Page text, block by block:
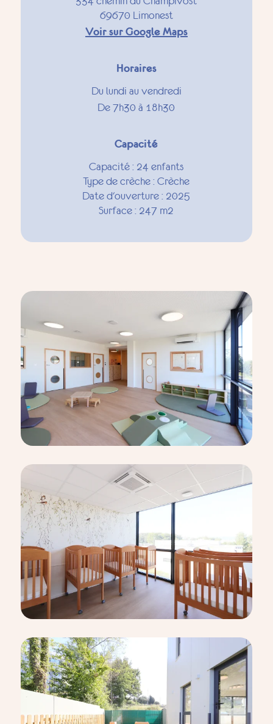
69670 Limonest
Voir sur Google Maps
Horaires
Du lundi au vendredi
De 7h30 à 18h30
Capacité
Capacité : 24 enfants
Type de crèche : Crèche
Date d'ouverture : 2025
Surface : 247 m2